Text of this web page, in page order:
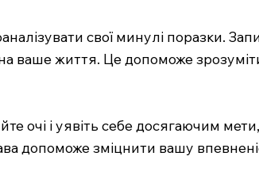
свої минулі поразки.
ваше життя. Це допоможе
очі і уявіть себе досягаючим
допоможе зміцнити вашу